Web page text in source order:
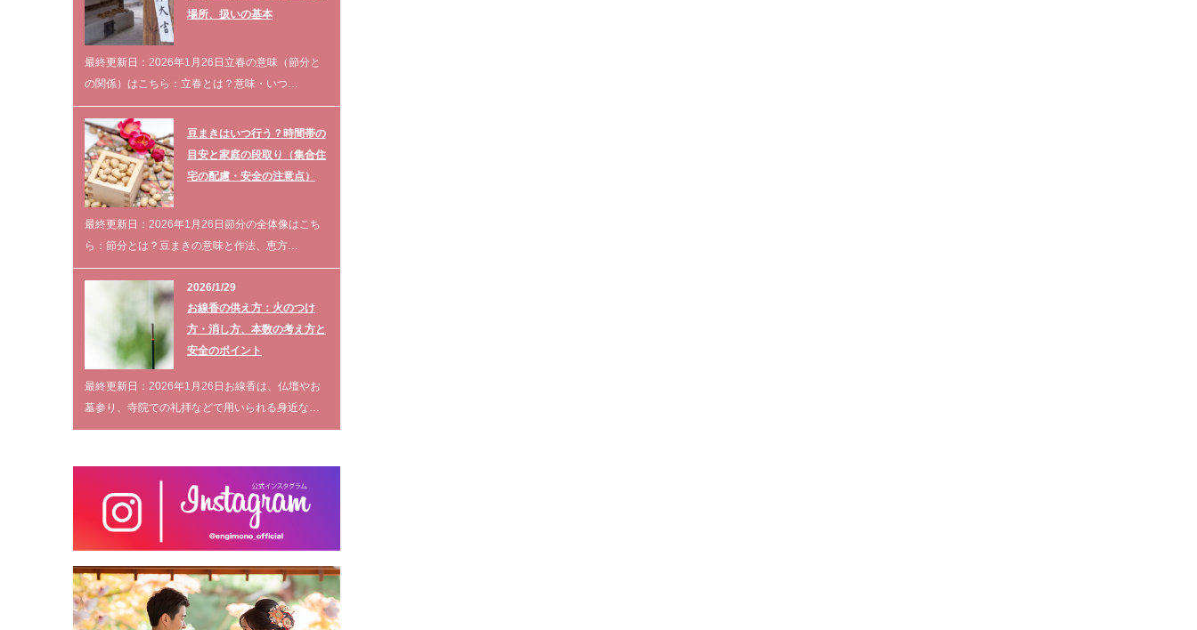
場所、扱いの基本
最終更新日：2026年1月26日立春の意味（節分と
の関係）はこちら：立春とは？意味・いつ…
豆まきはいつ行う？時間帯の
目安と家庭の段取り（集合住
宅の配慮・安全の注意点）
最終更新日：2026年1月26日節分の全体像はこち
ら：節分とは？豆まきの意味と作法、恵方…
2026/1/29
お線香の供え方：火のつけ
方・消し方、本数の考え方と
安全のポイント
最終更新日：2026年1月26日お線香は、仏壇やお
墓参り、寺院での礼拝などで用いられる身近な…